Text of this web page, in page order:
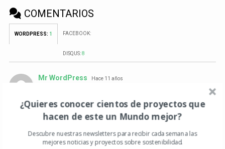
COMENTARIOS
WORDPRESS: 1 FACEBOOK:
DISQUS:8
Mr WordPress Hace 11 años
To delete a comment, just log in and view the post's
comments. There you will have the option to edit or
delete them.
ACCEDE PARA RESPONDER
¿Quieres conocer cientos de proyectos que
hacen de este un Mundo mejor?
Descubre nuestras newsletters para recibir cada semana las
mejores noticias y proyectos sobre sostenibilidad.